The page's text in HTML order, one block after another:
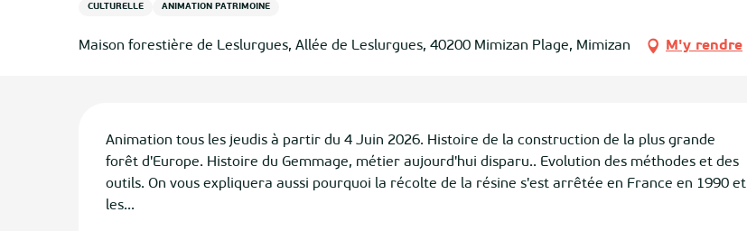
CULTURELLE ANIMATION PATRIMOINE
Maison forestière de Leslurgues, Allée de Leslurgues, 40200 Mimizan Plage, Mimizan M'y rendre
Animation tous les jeudis à partir du 4 Juin 2026. Histoire de la construction de la plus grande
forêt d'Europe. Histoire du Gemmage, métier aujourd'hui disparu.. Evolution des méthodes et des
outils. On vous expliquera aussi pourquoi la récolte de la résine s'est arrêtée en France en 1990 et
les...